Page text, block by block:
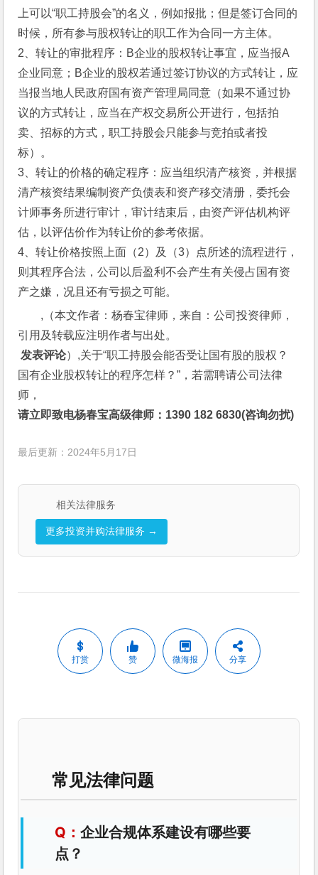
上可以“职工持股会”的名义，例如报批；但是签订合同的
时候，所有参与股权转让的职工作为合同一方主体。
2、转让的审批程序：B企业的股权转让事宜，应当报A
企业同意；B企业的股权若通过签订协议的方式转让，应
当报当地人民政府国有资产管理局同意（如果不通过协
议的方式转让，应当在产权交易所公开进行，包括拍
卖、招标的方式，职工持股会只能参与竞拍或者投
标）。
3、转让的价格的确定程序：应当组织清产核资，并根据
清产核资结果编制资产负债表和资产移交清册，委托会
计师事务所进行审计，审计结束后，由资产评估机构评
估，以评估价作为转让价的参考依据。
4、转让价格按照上面（2）及（3）点所述的流程进行，
则其程序合法，公司以后盈利不会产生有关侵占国有资
产之嫌，况且还有亏损之可能。
,（本文作者：杨春宝律师，来自：公司投资律师，
引用及转载应注明作者与出处。
发表评论）,关于“职工持股会能否受让国有股的股权？
国有企业股权转让的程序怎样？”，若需聘请公司法律
师，
请立即致电杨春宝高级律师：1390 182 6830(咨询勿扰)
最后更新：2024年5月17日
相关法律服务
更多投资并购法律服务 →
打赏 赞 微海报 分享
常见法律问题
企业合规体系建设有哪些要
点？